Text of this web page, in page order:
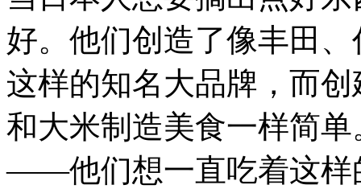
好。他们创造了像丰田
这样的知名大品牌，而
和大米制造美食一样简
——他们想一直吃着这样